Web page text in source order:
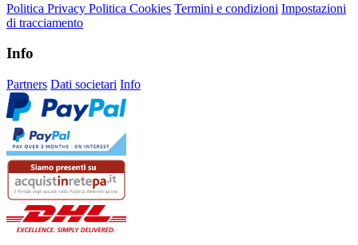
Politica Privacy Politica Cookies Termini e condizioni Impostazioni
di tracciamento
Info
Partners Dati societari Info